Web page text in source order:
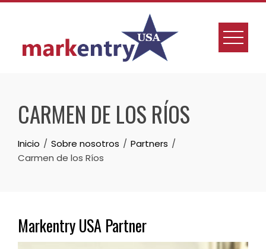
Skip
CARMEN DE LOS RÍOS
Inicio Sobre nosotros
Partners
Carmen de los Ríos
Markentry USA Partner